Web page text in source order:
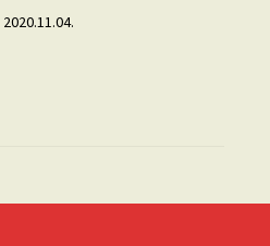
2020.11.04.